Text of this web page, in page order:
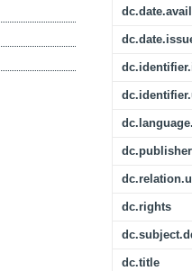
dc.publisher
dc.rights
dc.title